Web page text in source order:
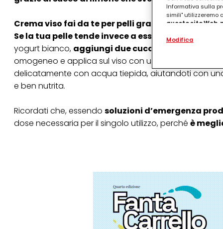
Crema viso fai da te per pelli grasse
Se la tua pelle tende invece a essere secca, avrai
yogurt bianco, aggiungi due cucchiai di miele e
omogeneo e applica sul viso con un pennello.
delicatamente con acqua tiepida, aiutandoti con
e ben nutrita.
Ricordati che, essendo soluzioni d’emergenza
dose necessaria per il singolo utilizzo, perché è
Informativa sulla
simili" utilizzeremo
questo sito
(rispettivamente
identificati) su
collegata nel piè di
qualsiasi
collegata nel piè di
tuoi dati personali
necessari per
Modifica